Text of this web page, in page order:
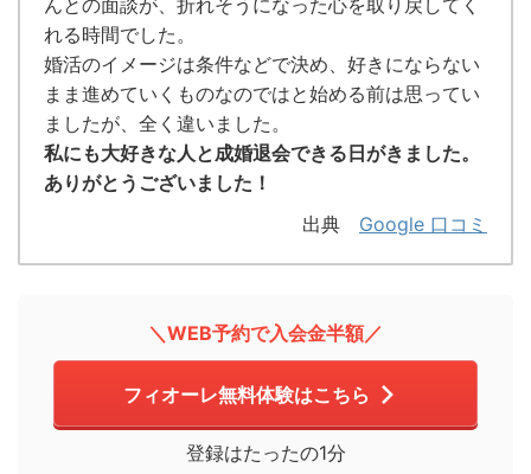
んとの面談が、折れそうになった心を取り戻してく
れる時間でした。
婚活のイメージは条件などで決め、好きにならない
まま進めていくものなのではと始める前は思ってい
ましたが、全く違いました。
私にも大好きな人と成婚退会できる日がきました。
ありがとうございました！
出典 Google 口コミ
＼WEB予約で入会金半額／
フィオーレ無料体験はこちら
登録はたったの1分